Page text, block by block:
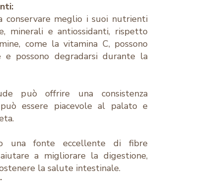
conservare meglio i suoi nutrienti
minerali e antiossidanti, rispetto
come la vitamina C, possono
e possono degradarsi durante la
può offrire una consistenza
essere piacevole al palato e
una fonte eccellente di fibre
a migliorare la digestione,
la salute intestinale.